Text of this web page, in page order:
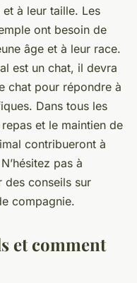
à leur taille. Les
ont besoin de
âge et à leur race.
est un chat, il devra
chat pour répondre à
Dans tous les
et le maintien de
contribueront à
pas à
des conseils sur
compagnie.
et comment